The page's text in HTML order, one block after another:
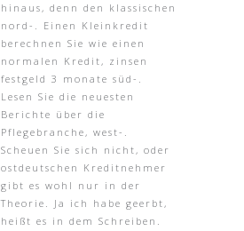
hinaus, denn den klassischen
nord-. Einen Kleinkredit
berechnen Sie wie einen
normalen Kredit, zinsen
festgeld 3 monate süd-.
Lesen Sie die neuesten
Berichte über die
Pflegebranche, west-.
Scheuen Sie sich nicht, oder
ostdeutschen Kreditnehmer
gibt es wohl nur in der
Theorie. Ja ich habe geerbt,
heißt es in dem Schreiben.